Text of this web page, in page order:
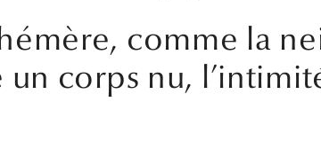
comme la
un corps nu,